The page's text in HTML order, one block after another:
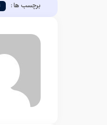
برچسب ها :